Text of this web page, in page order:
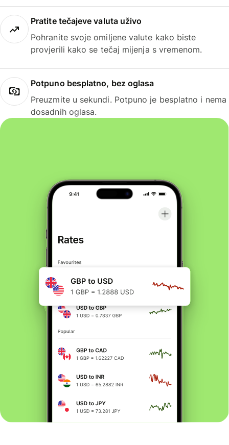
Pratite tečajeve valuta uživo
Pohranite svoje omiljene valute kako biste
provjerili kako se tečaj mijenja s vremenom.
Potpuno besplatno, bez oglasa
Preuzmite u sekundi. Potpuno je besplatno i nema
dosadnih oglasa.